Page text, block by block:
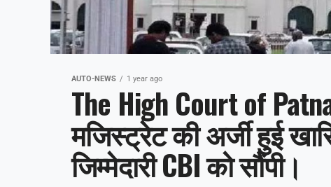
AUTO-NEWS 1 year ago
The High Court of
मजिस्ट्रेट की अर्जी हुई
जिम्मेदारी CBI को सौंपी।